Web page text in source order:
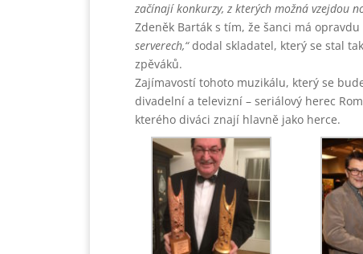
začínají konkurzy, z kterých možná vzejdou
Zdeněk Barták s tím, že šanci má opravdu
serverech,“dodal skladatel, který se stal
zpěváků.
Zajímavostí tohoto muzikálu, který se
divadelní a televizní – seriálový herec
kterého diváci znají hlavně jako herce.